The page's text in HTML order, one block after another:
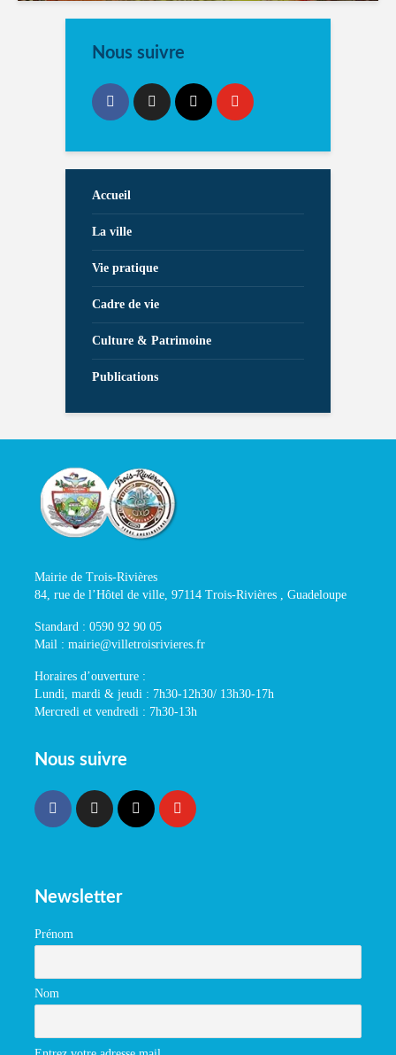
Nous suivre
Accueil
La ville
Vie pratique
Cadre de vie
Culture & Patrimoine
Publications
Mairie de Trois-Rivières
84, rue de l’Hôtel de ville, 97114 Trois-Rivières , Guadeloupe
Standard : 0590 92 90 05
Mail : mairie@villetroisrivieres.fr
Horaires d’ouverture :
Lundi, mardi & jeudi : 7h30-12h30/ 13h30-17h
Mercredi et vendredi : 7h30-13h
Nous suivre
Newsletter
Prénom
Nom